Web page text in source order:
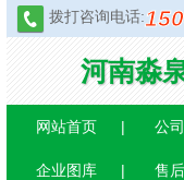
拨打咨询电话:
河南淼
网站首页 公
企业图库 售